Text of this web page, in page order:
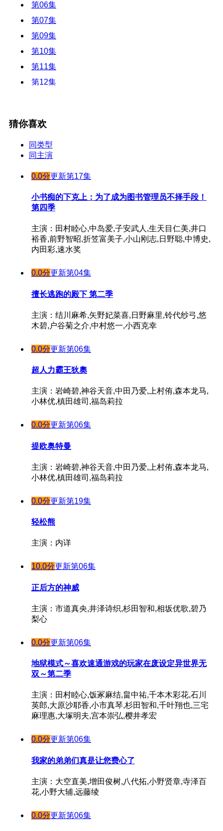
第06集
第07集
第09集
第10集
第11集
第12集
猜你喜欢
同类型
同主演
0.0分更新第17集
小书痴的下克上：为了成为图书管理员不择手段！
第四季
主演：田村睦心,中岛爱,子安武人,生天目仁美,井口
裕香,前野智昭,折笠富美子,小山刚志,日野聪,中博史,
内田彩,速水奖
0.0分更新第04集
擅长逃跑的殿下 第二季
主演：结川麻希,矢野妃菜喜,日野麻里,铃代纱弓,悠
木碧,户谷菊之介,中村悠一,小西克幸
0.0分更新第06集
超人力霸王狄奧
主演：岩崎碧,神谷天音,中田乃爱,上村侑,森本龙马,
小林优,槙田雄司,福岛莉拉
0.0分更新第06集
提欧奥特曼
主演：岩崎碧,神谷天音,中田乃爱,上村侑,森本龙马,
小林优,槙田雄司,福岛莉拉
0.0分更新第19集
轻松熊
主演：内详
10.0分更新第06集
正后方的神威
主演：市道真央,井泽诗织,杉田智和,相坂优歌,碧乃
梨心
0.0分更新第06集
地狱模式～喜欢速通游戏的玩家在废设定异世界无
双～第二季
主演：田村睦心,饭冢麻结,畠中祐,千本木彩花,石川
英郎,大原沙耶香,小市真琴,杉田智和,千叶翔也,三宅
麻理惠,大塚明夫,宫本崇弘,樱井孝宏
0.0分更新第06集
我家的弟弟们真是让您费心了
主演：大空直美,增田俊树,八代拓,小野贤章,寺泽百
花,小野大辅,远藤绫
0.0分更新第06集